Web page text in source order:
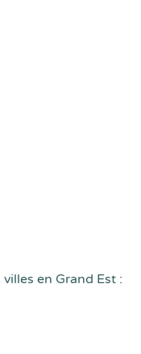
en Grand Est :